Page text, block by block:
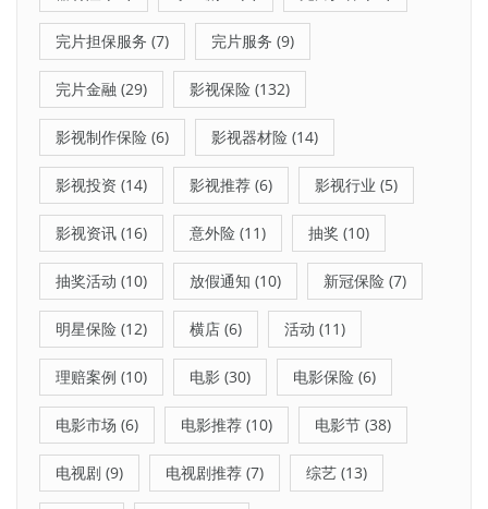
完片担保服务 (7) 完片服务 (9)
完片金融 (29) 影视保险 (132)
影视制作保险 (6) 影视器材险 (14)
影视投资 (14) 影视推荐 (6) 影视行业 (5)
影视资讯 (16) 意外险 (11) 抽奖 (10)
抽奖活动 (10) 放假通知 (10) 新冠保险 (7)
明星保险 (12) 横店 (6) 活动 (11)
理赔案例 (10) 电影 (30) 电影保险 (6)
电影市场 (6) 电影推荐 (10) 电影节 (38)
电视剧 (9) 电视剧推荐 (7) 综艺 (13)